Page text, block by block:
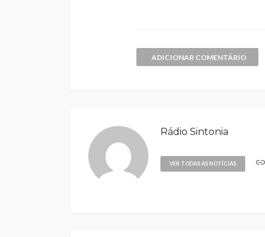
ADICIONAR COMENTÁRIO
Rádio Sintonia
VER TODAS AS NOTÍCIAS